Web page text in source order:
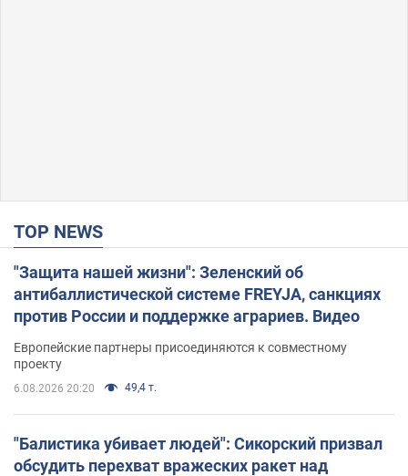
TOP NEWS
"Защита нашей жизни": Зеленский об
антибаллистической системе FREYJA, санкциях
против России и поддержке аграриев. Видео
Европейские партнеры присоединяются к совместному
проекту
6.08.2026 20:20 49,4 т.
"Балистика убивает людей": Сикорский призвал
обсудить перехват вражеских ракет над